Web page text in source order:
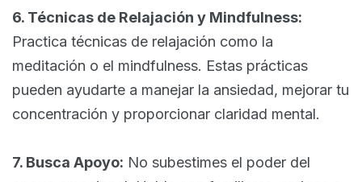
6. Técnicas de Relajación y Mindfulness:
Practica técnicas de relajación como la
meditación o el mindfulness. Estas prácticas
pueden ayudarte a manejar la ansiedad, mejorar tu
concentración y proporcionar claridad mental.
7. Busca Apoyo: No subestimes el poder del